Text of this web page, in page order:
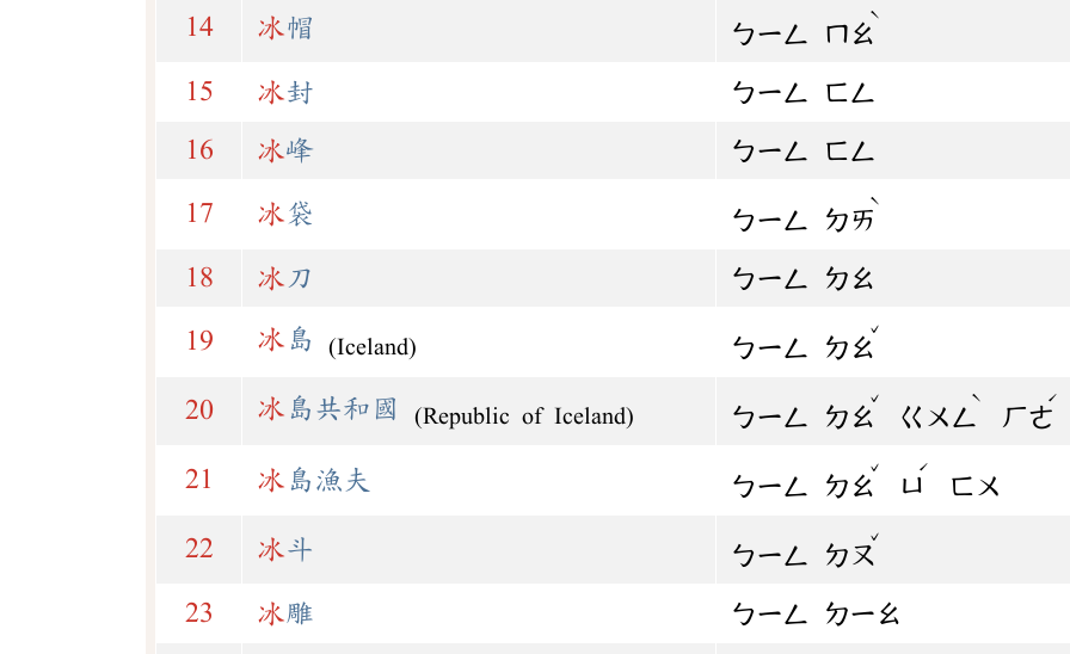
14 冰帽 ㄅㄧㄥ ㄇㄠ
ˋ
15 冰封 ㄅㄧㄥ ㄈㄥ
16 冰峰 ㄅㄧㄥ ㄈㄥ
17 冰袋 ㄅㄧㄥ ㄉㄞ
ˋ
18 冰 刀 ㄅㄧㄥ ㄉㄠ
19 冰 島 (Iceland) ㄅㄧㄥ ㄉㄠ
ˇ
20 冰 島共和國 (Republic of Iceland) ㄅㄧㄥ ㄉㄠ
ˇ
ㄍㄨㄥ
ˋ
ㄏㄜ
ˊ
21 冰 島漁夫 ㄅㄧㄥ ㄉㄠ
ˇ
ㄩ
ˊ
ㄈㄨ
22 冰斗 ㄅㄧㄥ ㄉㄡ
ˇ
23 冰雕 ㄅㄧㄥ ㄉㄧㄠ